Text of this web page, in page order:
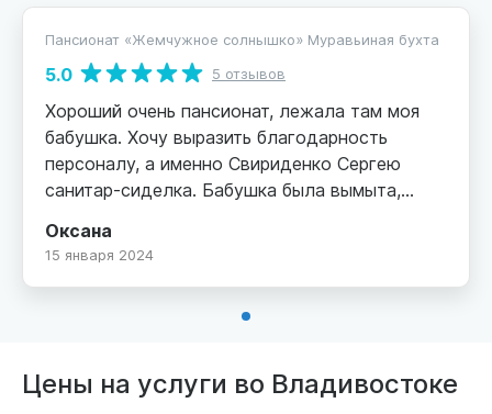
Пансионат «Жемчужное солнышко» Муравьиная бухта
5.0 5 отзывов
Хороший очень пансионат, лежала там моя
бабушка. Хочу выразить благодарность
персоналу, а именно Свириденко Сергею
санитар-сиделка. Бабушка была вымыта,
Оксана
15 января 2024
Цены на услуги во Владивостоке